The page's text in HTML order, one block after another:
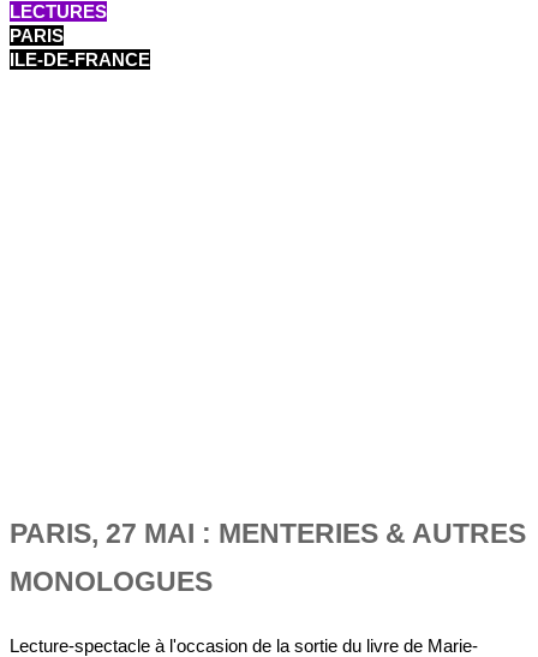
LECTURES
PARIS
ILE-DE-FRANCE
PARIS, 27 MAI : MENTERIES & AUTRES
MONOLOGUES
Lecture-spectacle à l'occasion de la sortie du livre de Marie-